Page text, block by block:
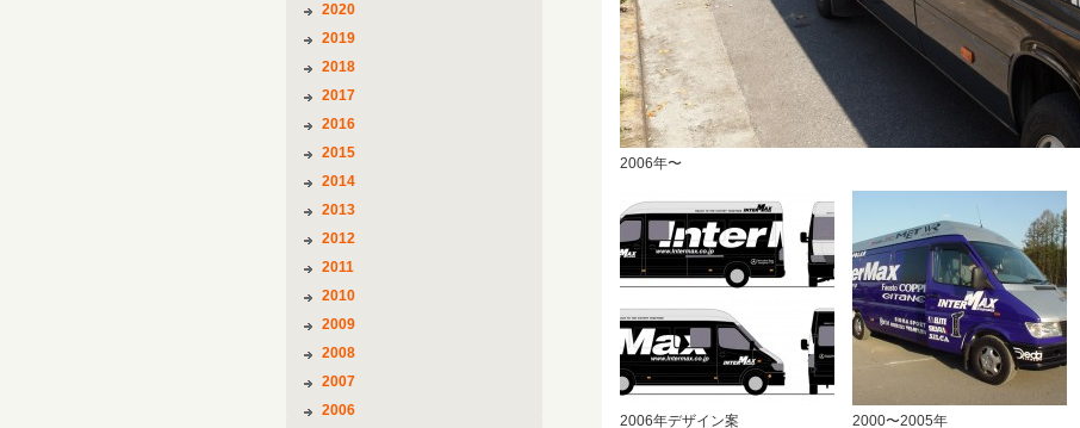
2006年〜
2006年デザイン案 2000〜2005年
2020
2019
2018
2017
2016
2015
2014
2013
2012
2011
2010
2009
2008
2007
2006